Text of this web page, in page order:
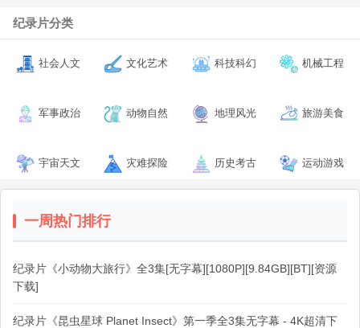
纪录片分类
社会人文 文化艺术 科技科幻 机械工程
军事政治 动物自然 地理风光 旅游美食
宇宙天文 灾难探险 历史考古 运动游戏
一周热门排行
纪录片《小动物大旅行》全3集[无字幕][1080P][9.84GB][BT][资源
下载]
纪录片《昆虫星球 Planet Insect》第一季全3集无字幕 - 4K超清下